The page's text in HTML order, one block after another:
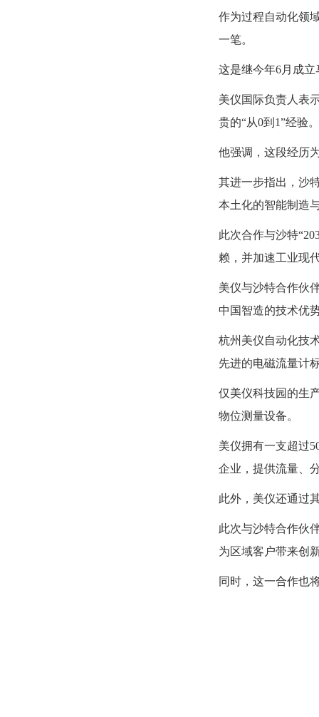
作为过程自动化领
一笔。
这是继今年6月成
美仪国际负责人表
贵的“从0到1”经验。
他强调，这段经历
其进一步指出，沙
本土化的智能制造
此次合作与沙特
赖，并加速工业现
美仪与沙特合作伙
中国智造的技术优
杭州美仪自动化技
先进的电磁流量计
仅美仪科技园的生
物位测量设备。
美仪拥有一支超过
企业，提供流量、
此外，美仪还通过
此次与沙特合作伙
为区域客户带来创
同时，这一合作也